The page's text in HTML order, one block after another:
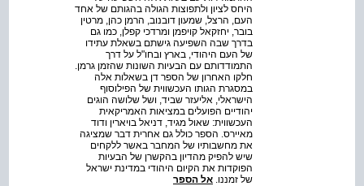
היחס לציון ולתפוצות הגולה בהגותם של אחד
העם, הרצל, שמעון דובנוב, הרמן כהן, מרטין
בובר, יחזקאל קויפמן ומרדכי קפלן, כמו גם
בדרך שבה השפיעה גישתם בשאלת עתידו
של העם היהודי, בארץ ובחו"ל על דרך
התמודדותם עם הבעיות השונות שהזמן גרמן.
חלקו האחרון של הספר דן בשאלות אלה
במסגרת הגותו העכשווית של הפילוסוף
הישראלי, אליעזר שביד, ושל שלושה הוגים
יהודיים הפועלים במציאות האמריקאית
העכשווית: שאול מגיד, דניאל בויארין ודוד
מאיירס. הספר כולל גם אחרית דבר שמציגה
את מחשבותיו של המחבר באשר ללקחים
שיש להפיק מהדיון בהקשרן של הבעיות
הפוקדות את הקיום היהודי במדינת ישראל
של זמננו. אל הספר